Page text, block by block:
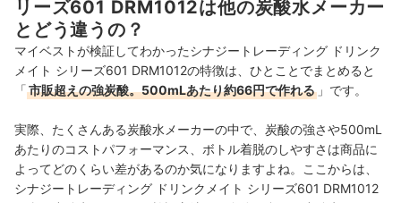
リーズ601 DRM1012は他の炭酸水メーカー
とどう違うの？
マイベストが検証してわかったシナジートレーディング ドリンク
メイト シリーズ601 DRM1012の特徴は、ひとことでまとめると
「市販超えの強炭酸。500mLあたり約66円で作れる 」です。
実際、たくさんある炭酸水メーカーの中で、炭酸の強さや500mL
あたりのコストパフォーマンス、ボトル着脱のしやすさは商品に
よってどのくらい差があるのか気になりますよね。ここからは、
シナジートレーディング ドリンクメイト シリーズ601 DRM1012